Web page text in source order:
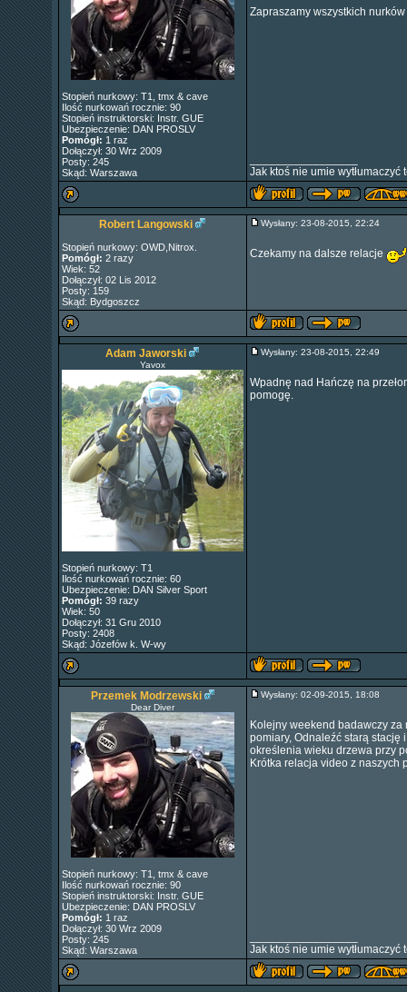
Stopień nurkowy: T1, tmx & cave
Ilość nurkowań rocznie: 90
Stopień instruktorski: Instr. GUE
Ubezpieczenie: DAN PROSLV
Pomógł: 1 raz
Dołączył: 30 Wrz 2009
Posty: 245
Skąd: Warszawa
Zapraszamy wszystkich
Jak ktoś nie umie wytłumaczyć
Robert Langowski
Stopień nurkowy: OWD,Nitrox.
Pomógł: 2 razy
Wiek: 52
Dołączył: 02 Lis 2012
Posty: 159
Skąd: Bydgoszcz
Wysłany: 23-08-2015, 22:24
Czekamy na dalsze relacje
Adam Jaworski
Yavox
Stopień nurkowy: T1
Ilość nurkowań rocznie: 60
Ubezpieczenie: DAN Silver Sport
Pomógł: 39 razy
Wiek: 50
Dołączył: 31 Gru 2010
Posty: 2408
Skąd: Józefów k. W-wy
Wysłany: 23-08-2015, 22:49
Wpadnę nad Hańczę na
pomogę.
Przemek Modrzewski
Dear Diver
Stopień nurkowy: T1, tmx & cave
Ilość nurkowań rocznie: 90
Stopień instruktorski: Instr. GUE
Ubezpieczenie: DAN PROSLV
Pomógł: 1 raz
Dołączył: 30 Wrz 2009
Posty: 245
Skąd: Warszawa
Wysłany: 02-09-2015, 18:08
Kolejny weekend badawczy za
pomiary, Odnaleźć starą
określenia wieku drzewa przy
Krótka relacja video z naszych
Jak ktoś nie umie wytłumaczyć